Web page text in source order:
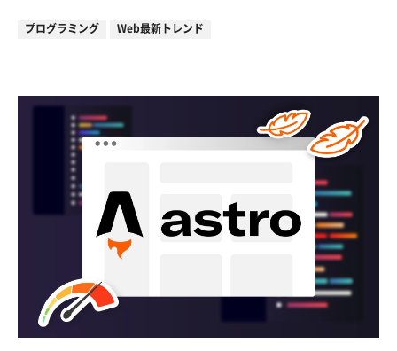
プログラミング Web最新トレンド